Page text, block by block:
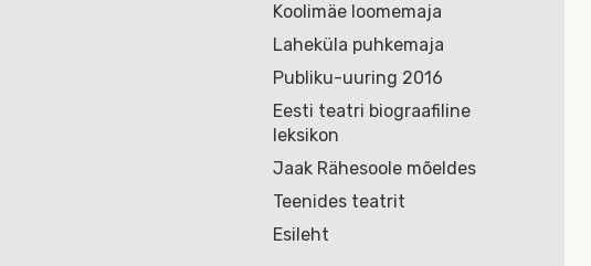
Koolimäe loomemaja
Laheküla puhkemaja
Publiku-uuring 2016
Eesti teatri biograafiline
leksikon
Jaak Rähesoole mõeldes
Teenides teatrit
Esileht